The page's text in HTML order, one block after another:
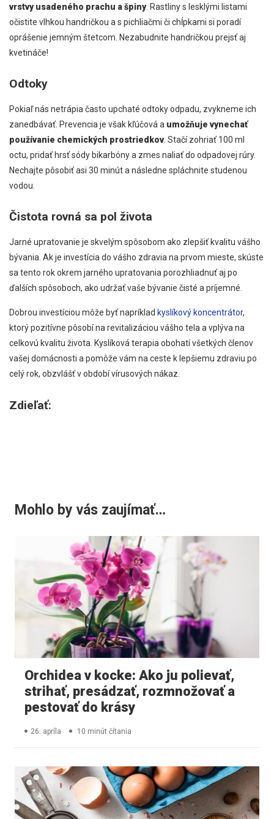
vrstvy usadeného prachu a špiny. Rastliny s lesklými listami
očistite vlhkou handričkou a s pichliačmi či chĺpkami si poradí
oprášenie jemným štetcom. Nezabudnite handričkou prejsť aj
kvetináče!
Odtoky
Pokiaľ nás netrápia často upchaté odtoky odpadu, zvykneme ich
zanedbávať. Prevencia je však kľúčová a umožňuje vynechať
používanie chemických prostriedkov . Stačí zohriať 100 ml
octu, pridať hrsť sódy bikarbóny a zmes naliať do odpadovej rúry.
Nechajte pôsobiť asi 30 minút a následne spláchnite studenou
vodou.
Čistota rovná sa pol života
Jarné upratovanie je skvelým spôsobom ako zlepšiť kvalitu vášho
bývania. Ak je investícia do vášho zdravia na prvom mieste, skúste
sa tento rok okrem jarného upratovania porozhliadnuť aj po
ďalších spôsoboch, ako udržať vaše bývanie čisté a príjemné.
Dobrou investíciou môže byť napríklad kyslíkový koncentrátor,
ktorý pozitívne pôsobí na revitalizáciou vášho tela a vplýva na
celkovú kvalitu života. Kyslíková terapia obohatí všetkých členov
vašej domácnosti a pomôže vám na ceste k lepšiemu zdraviu po
celý rok, obzvlášť v období vírusových nákaz.
Zdieľať:
Mohlo by vás zaujímať…
Orchidea v kocke: Ako ju polievať,
strihať, presádzať, rozmnožovať a
pestovať do krásy
26. apríla 10 minút čítania